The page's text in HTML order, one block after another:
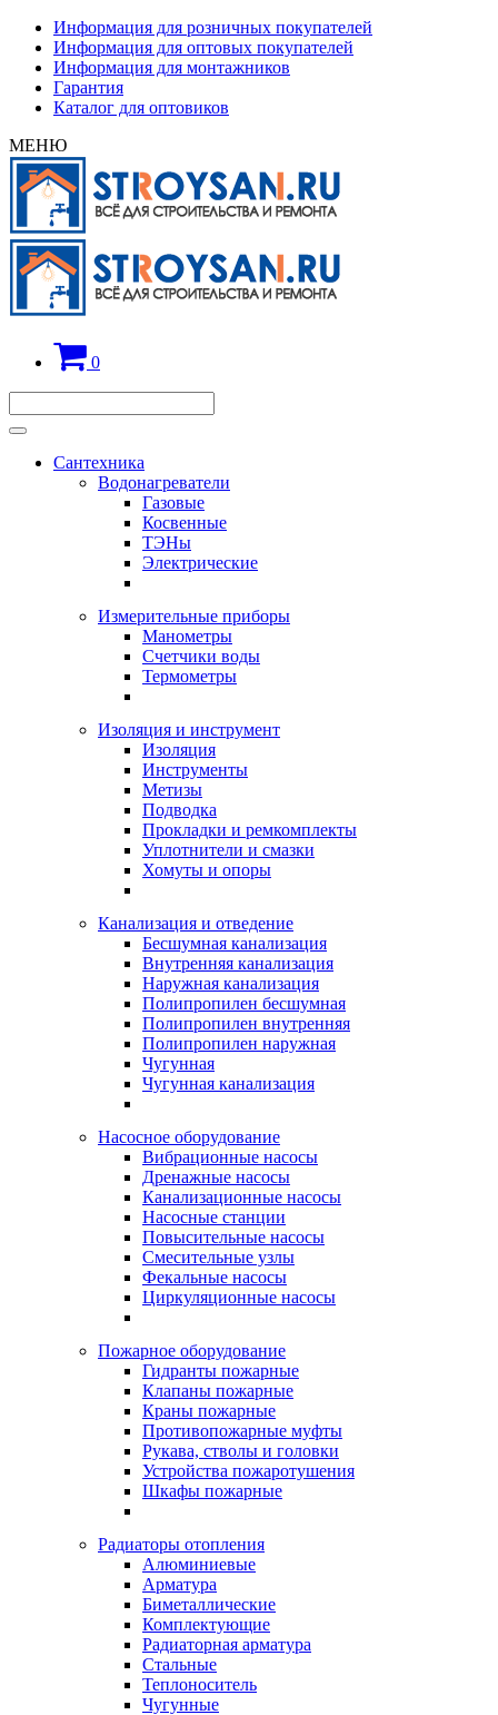
Информация для розничных покупателей
Информация для оптовых покупателей
Информация для монтажников
Гарантия
Каталог для оптовиков
МЕНЮ
0
Сантехника
Водонагреватели
Газовые
Косвенные
ТЭНы
Электрические
Измерительные приборы
Манометры
Счетчики воды
Термометры
Изоляция и инструмент
Изоляция
Инструменты
Метизы
Подводка
Прокладки и ремкомплекты
Уплотнители и смазки
Хомуты и опоры
Канализация и отведение
Бесшумная канализация
Внутренняя канализация
Наружная канализация
Полипропилен бесшумная
Полипропилен внутренняя
Полипропилен наружная
Чугунная
Чугунная канализация
Насосное оборудование
Вибрационные насосы
Дренажные насосы
Канализационные насосы
Насосные станции
Повысительные насосы
Смесительные узлы
Фекальные насосы
Циркуляционные насосы
Пожарное оборудование
Гидранты пожарные
Клапаны пожарные
Краны пожарные
Противопожарные муфты
Рукава, стволы и головки
Устройства пожаротушения
Шкафы пожарные
Радиаторы отопления
Алюминиевые
Арматура
Биметаллические
Комплектующие
Радиаторная арматура
Стальные
Теплоноситель
Чугунные